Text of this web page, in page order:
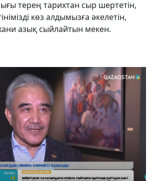
терең тарихтан сыр шертетін,
көз алдымызға әкелетін,
азық сыйлайтын мекен.